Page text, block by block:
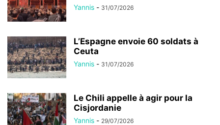
Yannis - 31/07/2026
L’Espagne envoie 60 soldats à
Ceuta
Yannis - 31/07/2026
Le Chili appelle à agir pour la
Cisjordanie
Yannis - 29/07/2026